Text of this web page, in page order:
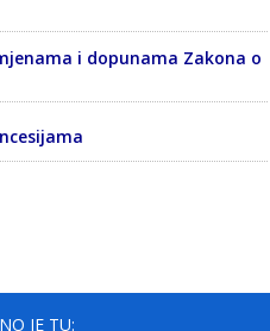
i dopunama Zakona o
JE TU: